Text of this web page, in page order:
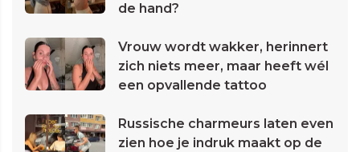
de hand?
Vrouw wordt wakker, herinnert
zich niets meer, maar heeft wél
een opvallende tattoo
Russische charmeurs laten even
zien hoe je indruk maakt op de